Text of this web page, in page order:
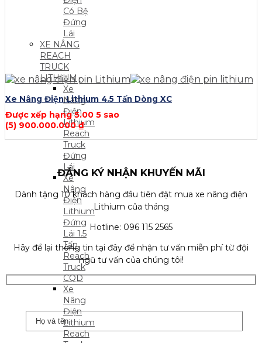
Có Bệ
Đứng
Lái
XE NÂNG
REACH
TRUCK
LITHIUM
Xe
Nâng
Điện
Lithium
Reach
Truck
Đứng
Lái
Xe
Nâng
Điện
Lithium
Đứng
Lái 1.5
Tấn
Reach
Truck
CQD
Xe
Nâng
Điện
Lithium
Reach
Xe Nâng Điện Lithium 4.5 Tấn Dòng XC
Được xếp hạng5.00 5 sao
(5) 900.000.000₫
ĐĂNG KÝ NHẬN KHUYẾN MÃI
Dành tặng 10 khách hàng đầu tiên đặt mua xe nâng điện
Lithium của tháng
Hotline: 096 115 2565
Hãy để lại thông tin tại đây để nhận tư vấn miễn phí từ đội
ngũ tư vấn của chúng tôi!